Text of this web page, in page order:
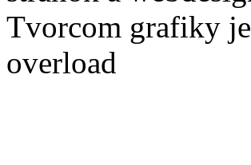
Tvorcom grafiky je
overload